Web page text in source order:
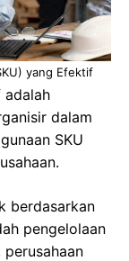
yang Efektif
adalah
dalam
SKU
berdasarkan
pengelolaan